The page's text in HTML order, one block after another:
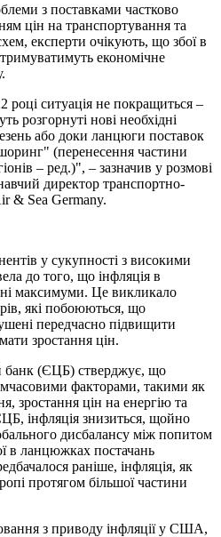
з поставками частково
цін на транспортування та
експерти очікують, що збої в
економічне
ситуація не покращиться –
розгорнуті нові необхідні
або доки ланцюги поставок
(перенесення частини
– ред.)", – зазначив у розмові
директор транспортно-
& Sea Germany.
у сукупності з високими
до того, що інфляція в
максимуми. Це викликало
які побоюються, що
передчасно підвищити
зростання цін.
банк (ЄЦБ) стверджує, що
факторами, такими як
зростання цін на енергію та
інфляція знизиться, щойно
дисбалансу між попитом
в ланцюжках постачань
раніше, інфляція, як
протягом більшої частини
з приводу інфляції у США,